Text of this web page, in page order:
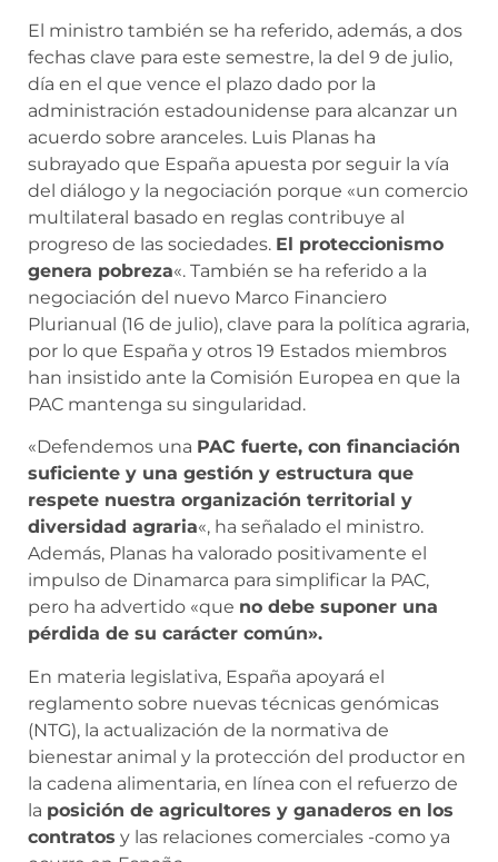
El ministro también se ha referido, además, a dos
fechas clave para este semestre, la del 9 de julio,
día en el que vence el plazo dado por la
administración estadounidense para alcanzar un
acuerdo sobre aranceles. Luis Planas ha
subrayado que España apuesta por seguir la vía
del diálogo y la negociación porque «un comercio
multilateral basado en reglas contribuye al
progreso de las sociedades. El proteccionismo
genera pobreza«. También se ha referido a la
negociación del nuevo Marco Financiero
Plurianual (16 de julio), clave para la política agraria,
por lo que España y otros 19 Estados miembros
han insistido ante la Comisión Europea en que la
PAC mantenga su singularidad.
«Defendemos una PAC fuerte, con financiación
suficiente y una gestión y estructura que
respete nuestra organización territorial y
diversidad agraria«, ha señalado el ministro.
Además, Planas ha valorado positivamente el
impulso de Dinamarca para simplificar la PAC,
pero ha advertido «que no debe suponer una
pérdida de su carácter común».
En materia legislativa, España apoyará el
reglamento sobre nuevas técnicas genómicas
(NTG), la actualización de la normativa de
bienestar animal y la protección del productor en
la cadena alimentaria, en línea con el refuerzo de
la posición de agricultores y ganaderos en los
contratos y las relaciones comerciales -como ya